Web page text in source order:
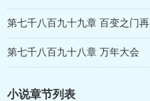
第七千八百九十九章 百变之门
第七千八百九十八章 万年大会
小说章节列表